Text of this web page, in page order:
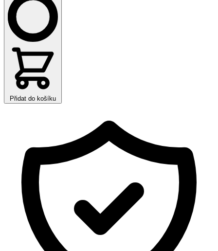
Přidat do košíku